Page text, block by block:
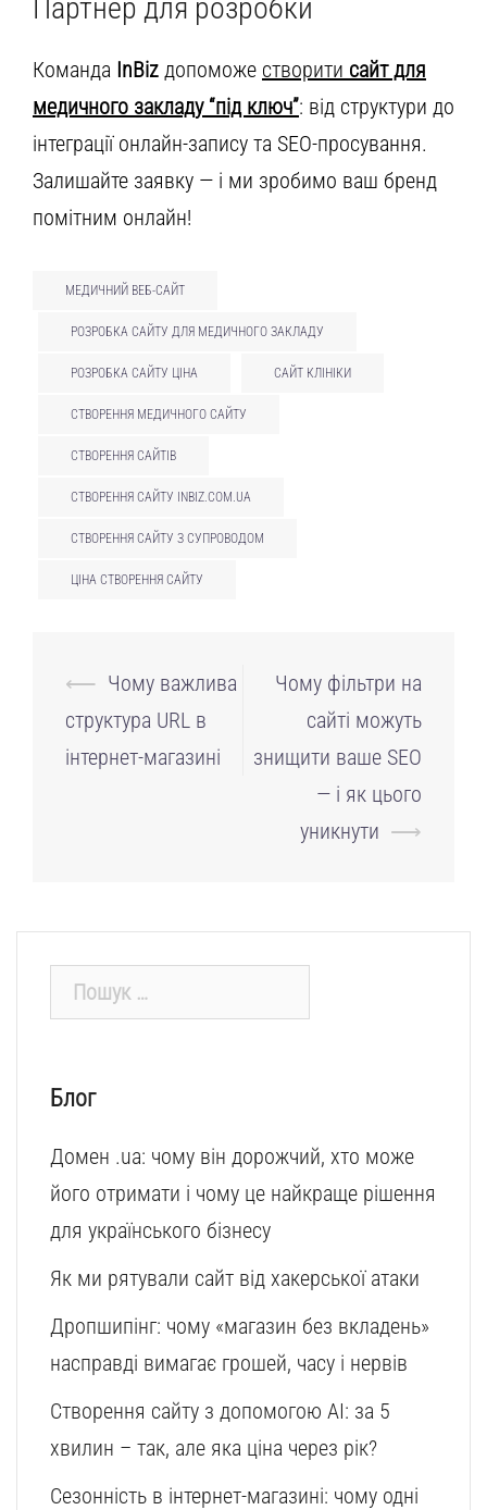
Партнер для розробки
Команда InBiz допоможе створити сайт для
медичного закладу “під ключ”: від структури до
інтеграції онлайн-запису та SEO-просування.
Залишайте заявку — і ми зробимо ваш бренд
помітним онлайн!
МЕДИЧНИЙ ВЕБ-САЙТ
РОЗРОБКА САЙТУ ДЛЯ МЕДИЧНОГО ЗАКЛАДУ
РОЗРОБКА САЙТУ ЦІНА САЙТ КЛІНІКИ
СТВОРЕННЯ МЕДИЧНОГО САЙТУ
СТВОРЕННЯ САЙТІВ
СТВОРЕННЯ САЙТУ INBIZ.COM.UA
СТВОРЕННЯ САЙТУ З СУПРОВОДОМ
ЦІНА СТВОРЕННЯ САЙТУ
Навігація
по
запису
⟵ Чому важлива
структура URL в
інтернет-магазині
Чому фільтри на
сайті можуть
знищити ваше SEO
— і як цього
уникнути ⟶
Пошук:
Блог
Домен .ua: чому він дорожчий, хто може
його отримати і чому це найкраще рішення
для українського бізнесу
Як ми рятували сайт від хакерської атаки
Дропшипінг: чому «магазин без вкладень»
насправді вимагає грошей, часу і нервів
Створення сайту з допомогою AI: за 5
хвилин – так, але яка ціна через рік?
Сезонність в інтернет-магазині: чому одні